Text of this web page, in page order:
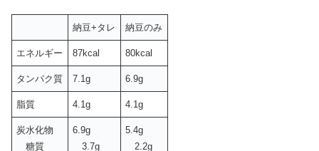
納豆+タレ 納豆のみ
エネルギー 87kcal 80kcal
タンパク質 7.1g 6.9g
脂質 4.1g 4.1g
炭水化物
糖質
6.9g
3.7g
5.4g
2.2g